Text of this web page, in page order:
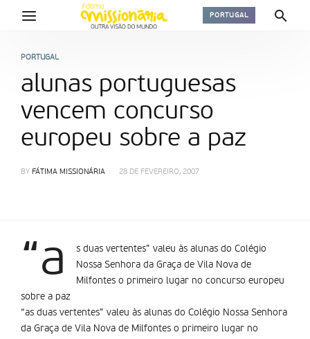
PORTUGAL
PORTUGAL
alunas portuguesas
vencem concurso
europeu sobre a paz
BY FÁTIMA MISSIONÁRIA 28 DE FEVEREIRO, 2007
“a
s duas vertentes” valeu às alunas do Colégio
Nossa Senhora da Graça de Vila Nova de
Milfontes o primeiro lugar no concurso europeu
sobre a paz
“as duas vertentes” valeu às alunas do Colégio Nossa Senhora
da Graça de Vila Nova de Milfontes o primeiro lugar no